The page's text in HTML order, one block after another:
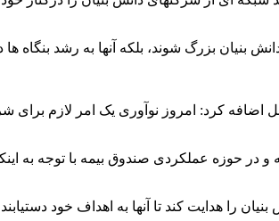
بزرگ شوند، بلکه آنها به رشد بنگاه
اضافه کرد: امروز نوآوری یک امر لازم
حوزه عملکردی صندوق بیمه با توجه به اینکه
را هدایت کند تا آنها به اهداف خود